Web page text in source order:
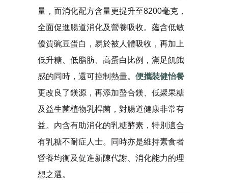
量，而消化配方含量更提升至8200毫克，
全面促進腸道消化及營養吸收。蘊含低敏
優質豌豆蛋白，易於被人體吸收，再加上
低升糖、低脂肪、高蛋白比例，滿足飢餓
感的同時，還可控制熱量。 便攜裝健怡餐
更改良了鎂源，再添加螯合鎂、低聚果糖
及益生菌植物乳桿菌，對腸道健康非常有
益。內含有助消化的乳糖酵素，特別適合
有乳糖不耐症人士。同時亦是維持素食者
營養均衡及促進新陳代謝、消化能力的理
想之選。